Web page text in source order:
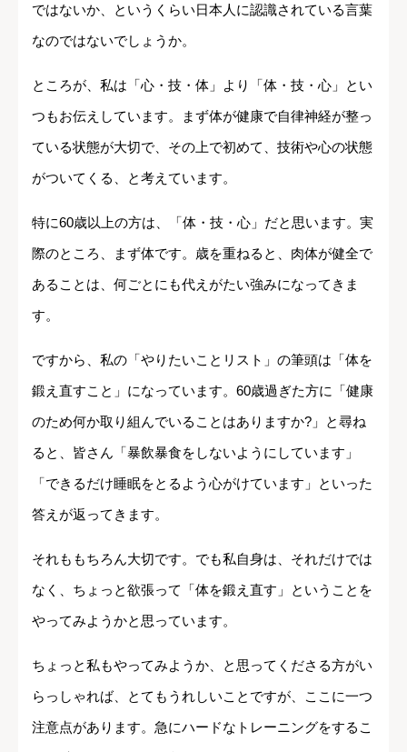
ではないか、というくらい日本人に認識されている言葉
なのではないでしょうか。
ところが、私は「心・技・体」より「体・技・心」とい
つもお伝えしています。まず体が健康で自律神経が整っ
ている状態が大切で、その上で初めて、技術や心の状態
がついてくる、と考えています。
特に60歳以上の方は、「体・技・心」だと思います。実
際のところ、まず体です。歳を重ねると、肉体が健全で
あることは、何ごとにも代えがたい強みになってきま
す。
ですから、私の「やりたいことリスト」の筆頭は「体を
鍛え直すこと」になっています。60歳過ぎた方に「健康
のため何か取り組んでいることはありますか?」と尋ね
ると、皆さん「暴飲暴食をしないようにしています」
「できるだけ睡眠をとるよう心がけています」といった
答えが返ってきます。
それももちろん大切です。でも私自身は、それだけでは
なく、ちょっと欲張って「体を鍛え直す」ということを
やってみようかと思っています。
ちょっと私もやってみようか、と思ってくださる方がい
らっしゃれば、とてもうれしいことですが、ここに一つ
注意点があります。急にハードなトレーニングをするこ